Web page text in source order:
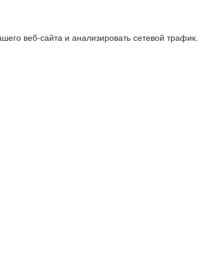
веб-сайта и анализировать сетевой трафик.